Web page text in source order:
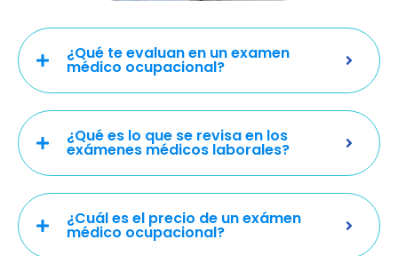
¿Qué te evaluan en un examen
médico ocupacional?
¿Qué es lo que se revisa en los
exámenes médicos laborales?
¿Cuál es el precio de un exámen
médico ocupacional?